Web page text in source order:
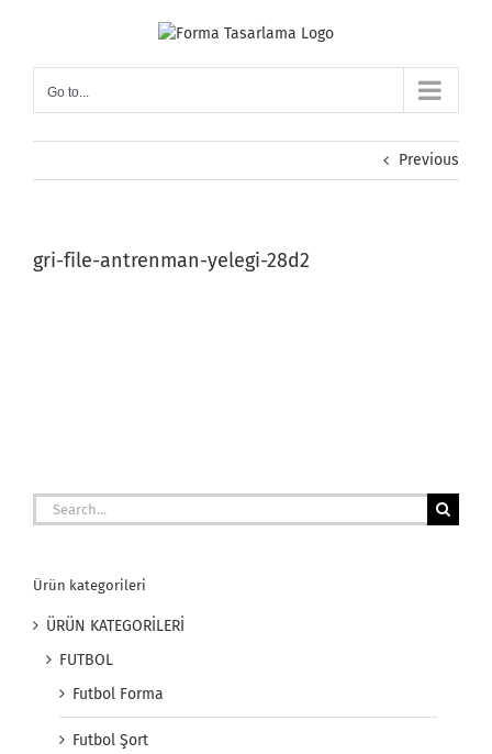
Go to...
Previous
gri-file-antrenman-yelegi-28d2
Search
for:
Ürün kategorileri
ÜRÜN KATEGORİLERİ
FUTBOL
Futbol Forma
Futbol Şort